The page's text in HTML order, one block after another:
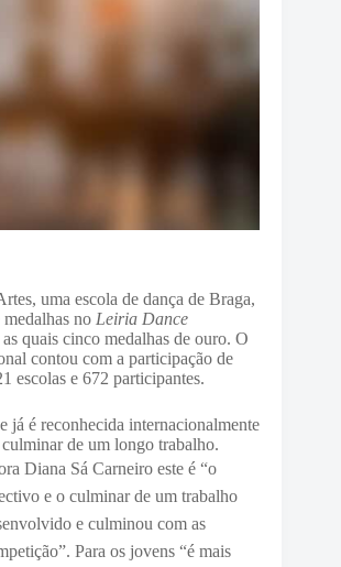
uma escola de dança de Braga,
no Leiria Dance
as quais cinco medalhas de ouro. O
contou com a participação de
escolas e 672 participantes.
já é reconhecida internacionalmente
de um longo trabalho.
Diana Sá Carneiro este é “o
e o culminar de um trabalho
e culminou com as
Para os jovens “é mais